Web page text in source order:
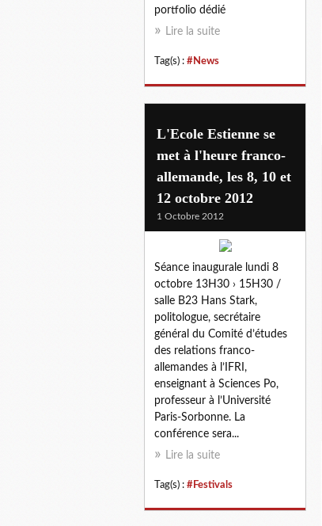
portfolio dédié
Lire la suite
Tag(s) : #News
L'Ecole Estienne se
met à l'heure franco-
allemande, les 8, 10 et
12 octobre 2012
1 Octobre 2012
Séance inaugurale lundi 8
octobre 13H30 › 15H30 /
salle B23 Hans Stark,
politologue, secrétaire
général du Comité d’études
des relations franco-
allemandes à l’IFRI,
enseignant à Sciences Po,
professeur à l’Université
Paris-Sorbonne. La
conférence sera...
Lire la suite
Tag(s) : #Festivals